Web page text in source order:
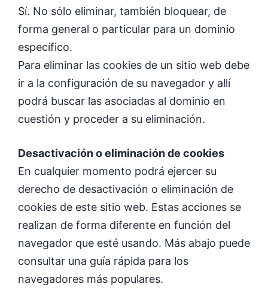
Sí. No sólo eliminar, también bloquear, de
forma general o particular para un dominio
específico.
Para eliminar las cookies de un sitio web debe
ir a la configuración de su navegador y allí
podrá buscar las asociadas al dominio en
cuestión y proceder a su eliminación.
Desactivación o eliminación de cookies
En cualquier momento podrá ejercer su
derecho de desactivación o eliminación de
cookies de este sitio web. Estas acciones se
realizan de forma diferente en función del
navegador que esté usando. Más abajo puede
consultar una guía rápida para los
navegadores más populares.